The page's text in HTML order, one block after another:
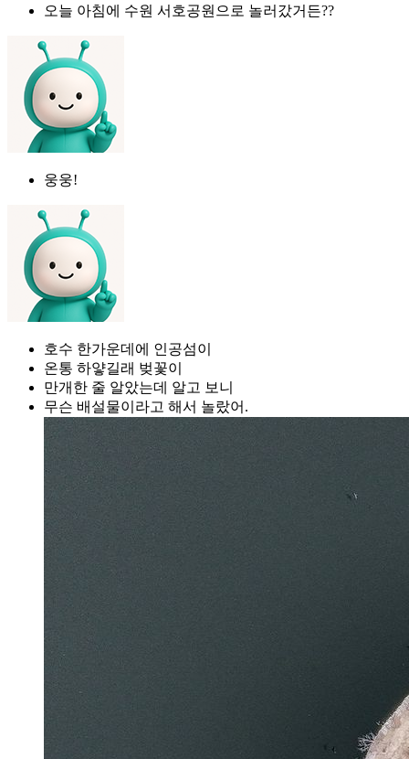
오늘 아침에 수원 서호공원으로 놀러갔거든??
웅웅!
호수 한가운데에 인공섬이
온통 하얗길래 벚꽃이
만개한 줄 알았는데 알고 보니
무슨 배설물이라고 해서 놀랐어.